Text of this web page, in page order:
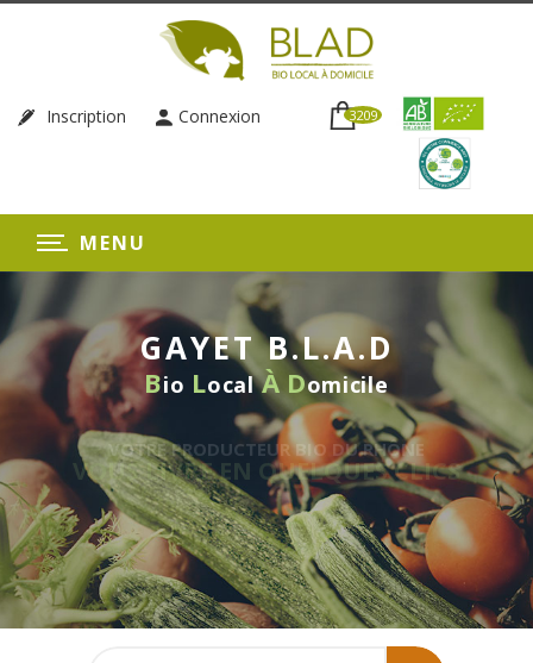
Inscription Connexion 3209
MENU
GAYET B.L.A.D
Bio LocalÀ Domicile
VOTRE PRODUCTEUR BIO DU RHÔNE
LIVRE EN QUELQUES CLICS